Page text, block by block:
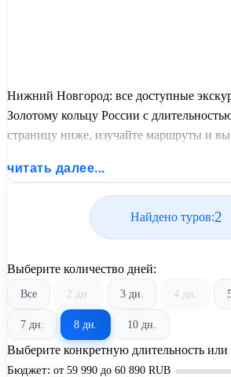
Нижний Новгород: все доступные
Золотому кольцу России с
страницу ниже, изучайте маршруты и
от United Travel Systems.
читать далее...
Найдено туров:2
Выберите количество дней:
Все 2 дн. 3 дн. 4 дн.
7 дн. 8 дн. 10 дн.
Выберите конкретную длительность или
Бюджет: от 59 990 до 60 890 RUB